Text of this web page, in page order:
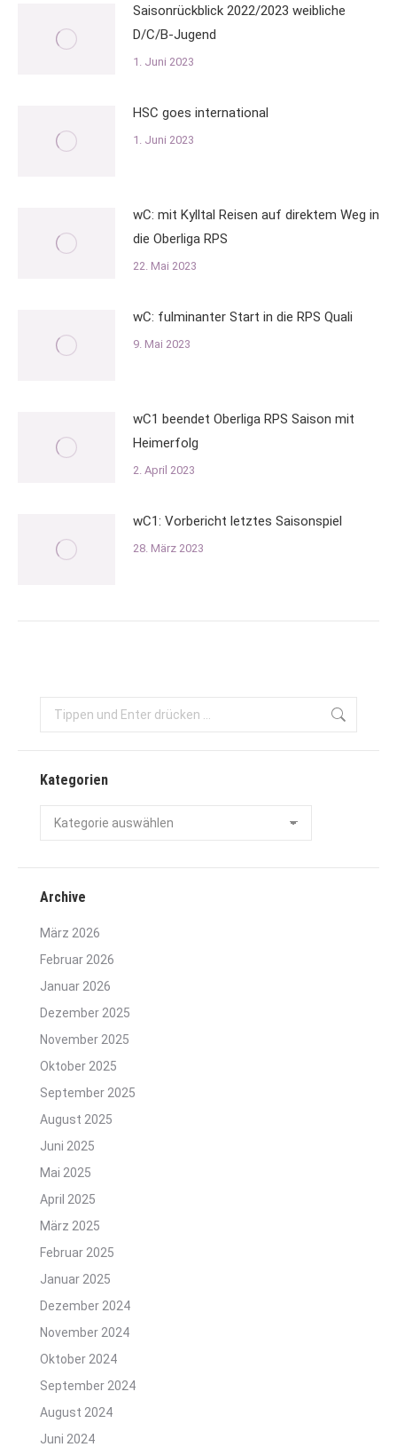
Saisonrückblick 2022/2023 weibliche
D/C/B-Jugend
1. Juni 2023
HSC goes international
1. Juni 2023
wC: mit Kylltal Reisen auf direktem Weg in
die Oberliga RPS
22. Mai 2023
wC: fulminanter Start in die RPS Quali
9. Mai 2023
wC1 beendet Oberliga RPS Saison mit
Heimerfolg
2. April 2023
wC1: Vorbericht letztes Saisonspiel
28. März 2023
Search:
Kategorien
Kategorien
Archive
März 2026
Februar 2026
Januar 2026
Dezember 2025
November 2025
Oktober 2025
September 2025
August 2025
Juni 2025
Mai 2025
April 2025
März 2025
Februar 2025
Januar 2025
Dezember 2024
November 2024
Oktober 2024
September 2024
August 2024
Juni 2024